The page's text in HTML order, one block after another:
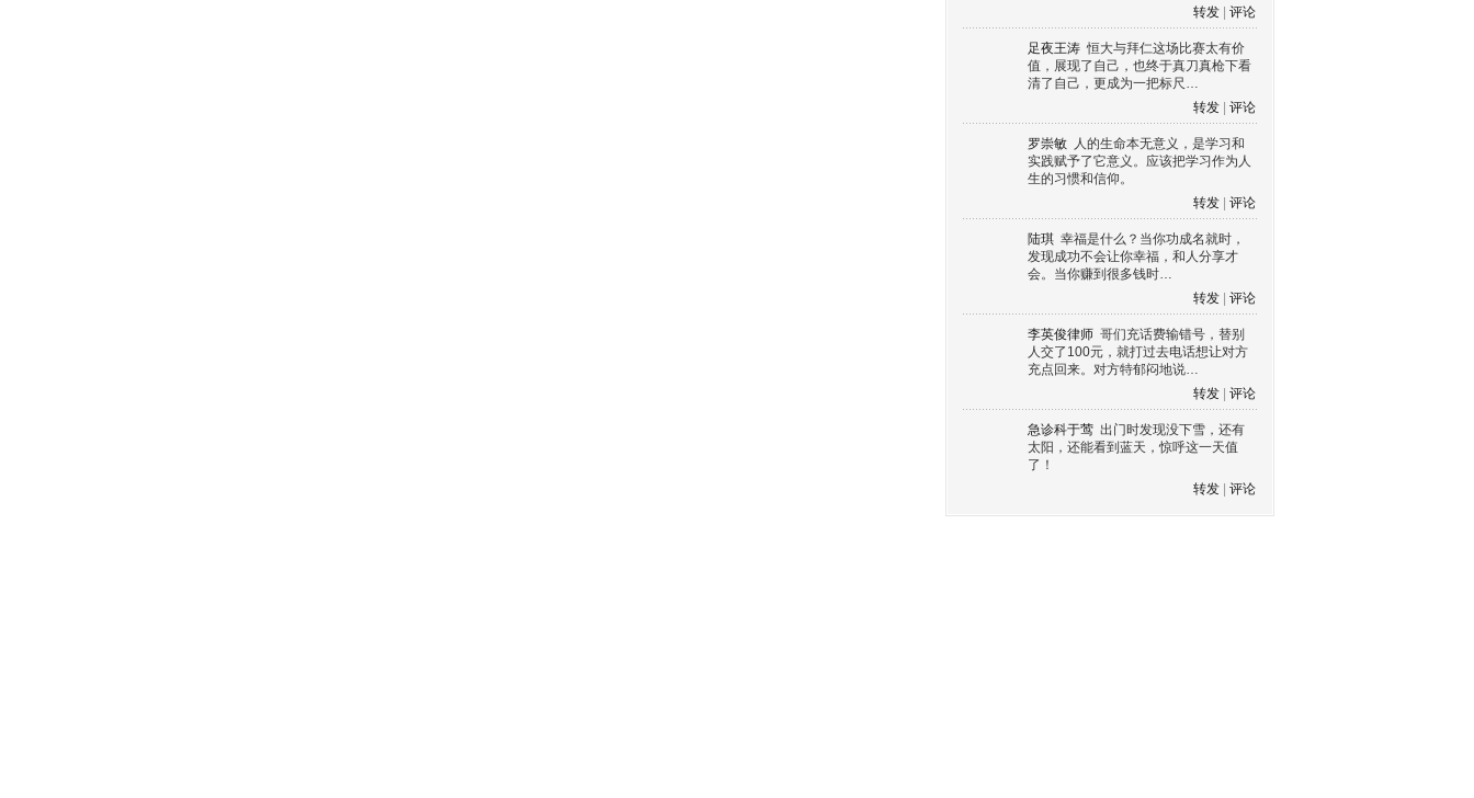
转发
评论
足夜王涛 恒大与拜仁这场比赛太有价
值，展现了自己，也终于真刀真枪下看
清了自己，更成为一把标尺…
转发
评论
罗崇敏 人的生命本无意义，是学习和
实践赋予了它意义。应该把学习作为人
生的习惯和信仰。
转发
评论
陆琪 幸福是什么？当你功成名就时，
发现成功不会让你幸福，和人分享才
会。当你赚到很多钱时…
转发
评论
李英俊律师 哥们充话费输错号，替别
人交了100元，就打过去电话想让对方
充点回来。对方特郁闷地说…
转发
评论
急诊科于莺 出门时发现没下雪，还有
太阳，还能看到蓝天，惊呼这一天值
了！
转发
评论